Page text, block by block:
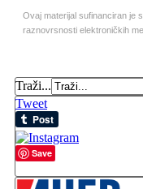
Ovaj materijal sufinanciran je
raznovrsnosti elektroničkih
Traži...
Tweet
Save